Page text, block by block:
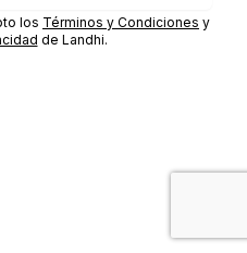
los Términos y Condiciones y
de Landhi.